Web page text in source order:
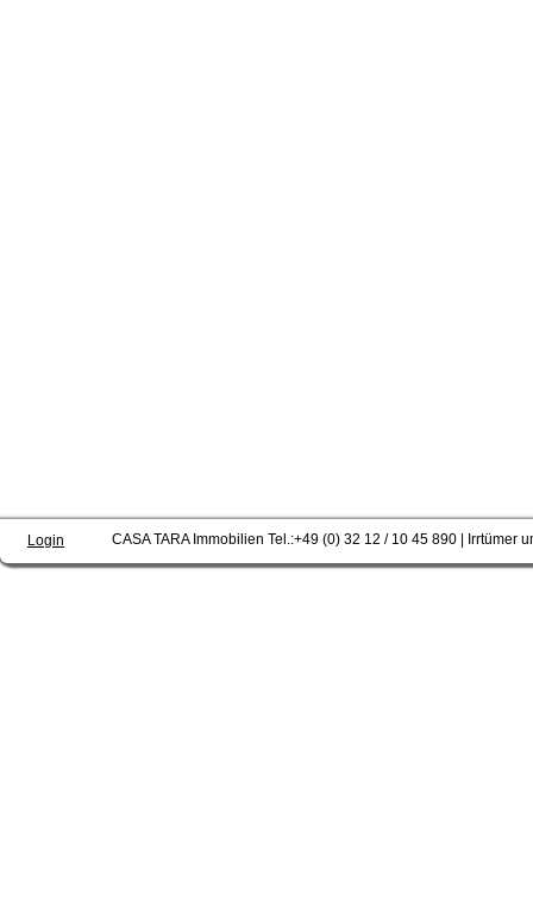
Login CASA TARA Immobilien Tel.:+49 (0) 32 12 / 10 45 890 | Irrtümer